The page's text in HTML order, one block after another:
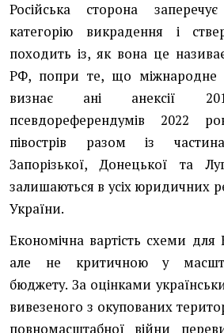
Російська сторона
категорію викрадення і
походить із, як вона це
РФ, попри те, що міжнародне
визнає ані анексії
псевдореферендумів 2022
півострів разом із
Запорізької, Донецької та
залишаються в усіх юридичних
України.
Економічна вартість схеми
але не критичною у
бюджету. За оцінками
вивезеного з окупованих
повномасштабної війни